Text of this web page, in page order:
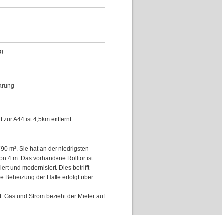
A44 ist 4,5km entfernt.
m². Sie hat an der niedrigsten
4 m. Das vorhandene Rolltor ist
und modernisiert. Dies betrifft
Beheizung der Halle erfolgt über
Gas und Strom bezieht der Mieter auf